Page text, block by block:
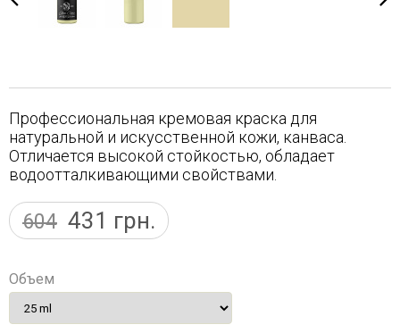
Профессиональная кремовая краска для
натуральной и искусственной кожи, канваса.
Отличается высокой стойкостью, обладает
водоотталкивающими свойствами.
604 431 грн.
Объем